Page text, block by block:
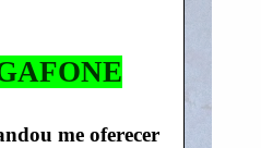
me oferecer